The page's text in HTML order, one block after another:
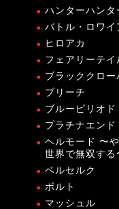
ハンターハンタ
バトル・ロワイ
ヒロアカ
フェアリーテイ
ブラッククロー
ブリーチ
ブルーピリオド
プラチナエンド
ヘルモード 〜
世界で無双する
ベルセルク
ボルト
マッシュル